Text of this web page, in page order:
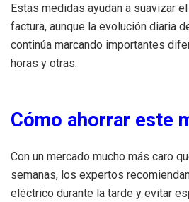
Estas medidas ayudan a suavizar
factura, aunque la evolución diaria
continúa marcando importantes
horas y otras.
Cómo ahorrar este
Con un mercado mucho más caro
semanas, los expertos
eléctrico durante la tarde y evitar